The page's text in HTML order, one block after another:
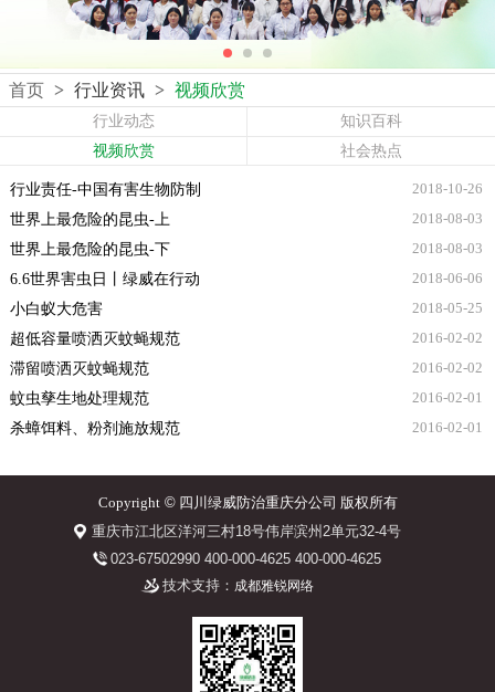
首页 > 行业资讯 > 视频欣赏
行业动态
知识百科
视频欣赏
社会热点
行业责任-中国有害生物防制
2018-10-26
世界上最危险的昆虫-上
2018-08-03
世界上最危险的昆虫-下
2018-08-03
6.6世界害虫日丨绿威在行动
2018-06-06
小白蚁大危害
2018-05-25
超低容量喷洒灭蚊蝇规范
2016-02-02
滞留喷洒灭蚊蝇规范
2016-02-02
蚊虫孳生地处理规范
2016-02-01
杀蟑饵料、粉剂施放规范
2016-02-01
Copyright©四川绿威防治重庆分公司 版权所有
重庆市江北区洋河三村18号伟岸滨州2单元32-4号
023-67502990 400-000-4625 400-000-4625
技术支持： 成都雅锐网络